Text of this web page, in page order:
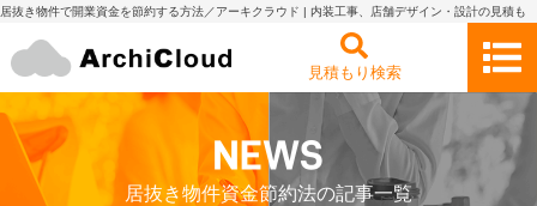
居抜き物件で開業資金を節約する方法／アーキクラウド | 内装工事、店舗デザイン・設計の見積も
見積もり検索
居抜き物件資金節約法の記事一覧